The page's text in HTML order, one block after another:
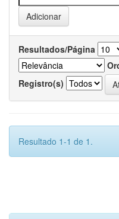
Resultados/Página
Registro(s)
Resultado 1-1 de 1.